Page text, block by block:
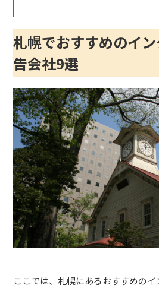
札幌でおすすめのイ
告会社9選
ここでは、札幌にあるおすすめの